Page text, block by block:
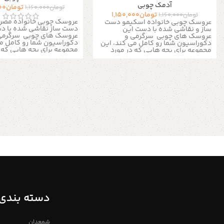
آدمک چوبی
تومان1,160,000تومان1,150,000
عروسک چوبی خانواده اسکیمو دست
ساز و نقاشی شده با دست این
عروسک های چوبی سرگرمی و
دکوراسیون شما رو کامل می کند، این
مجموعه برای بچه هایی که در مورد
اسکیمو ها ساکنین قطب جنوب یاد
می گیرند مناسب است. آنها یک اسباب
بازی تخیلی بزرگ هستند، فرزند شما می
تواند ساعت های بازی با این عروسک
ها را به هم بزند. این مجموعه با 4
عروسک عرضه می شود.محصول :
عروسک چوبی جنس : چوب ساده
روشن اندازه : طول ۸ الی ۹ سانتی متر
عرض ۳ الی ۴ سانتی متر رنگ : نقاشی
شده با لایه نیم پلی استر برای رنگ
آمیزی آسان برای اطلاعات بیشتر از
طریق دایرکت و یا به شماره
باشید که به دلیل اختصاصی و دست
تومان1,160,000تومان
عروسک چوبی خانواده
دست ساز نقاشی شده با
عروسک های چوبی
دکوراسیون شما رو کامل
مجموعه برای بچه هایی
مصر باستان یاد می
آنها یک اسباب بازی تخیلی
هستند، فرزند شما می
های بازی با این عروسک ها
بزند. این
می شود.محصول :
جنس : چوب ساده روشن
متر رنگ : نقاشی شده با
استر برای رنگ آمیزی آسان
بیشتر از طریق دایرکت و یا
09357478096 از
ساز بودن مجموعه های
دسته